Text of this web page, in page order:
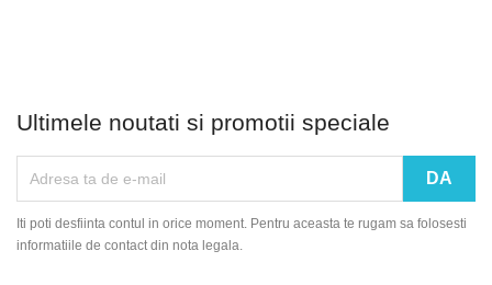
Ultimele noutati si promotii speciale
Iti poti desfiinta contul in orice moment. Pentru aceasta te rugam sa folosesti
informatiile de contact din nota legala.